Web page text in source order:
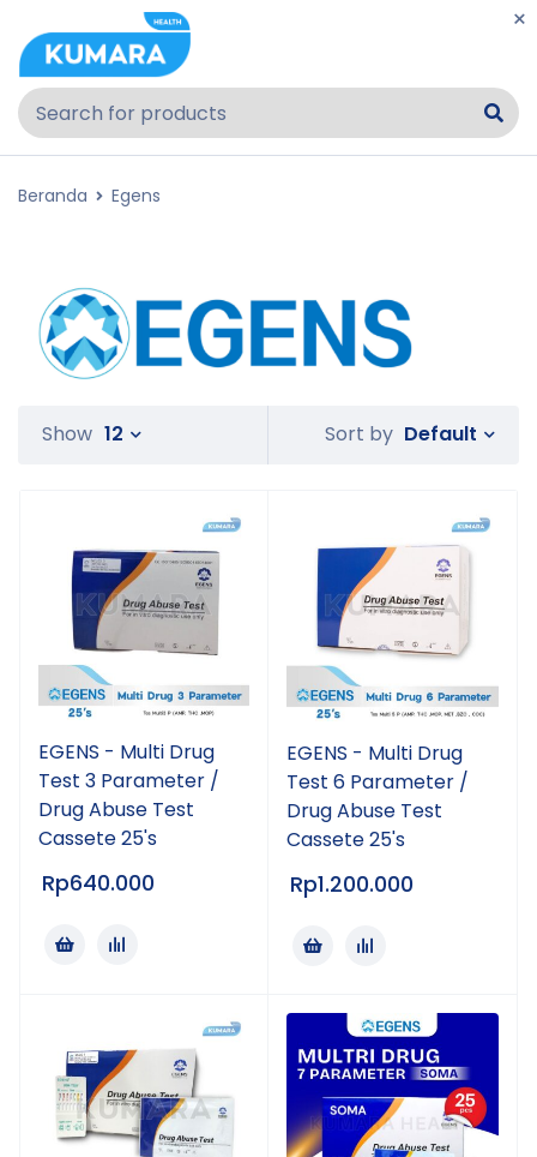
Beranda Egens
Sort by Default
Show 12
EGENS - Multi Drug
Test 3 Parameter /
Drug Abuse Test
Cassete 25's
Rp640.000
EGENS - Multi Drug
Test 6 Parameter /
Drug Abuse Test
Cassete 25's
Rp1.200.000